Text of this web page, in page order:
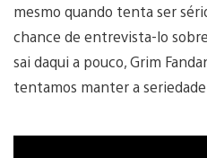
mesmo quando tenta ser
chance de entrevista-lo
sai daqui a pouco, Grim
tentamos manter a